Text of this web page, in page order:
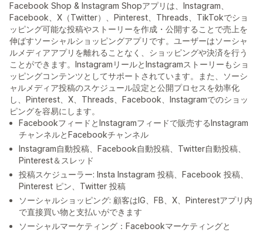
Facebook Shop & Instagram Shopアプリは、Instagram、
Facebook、X（Twitter）、Pinterest、Threads、TikTokでショ
ッピング可能な投稿やストーリーを作成・公開することで売上を
伸ばすソーシャルショッピングアプリです。ユーザーはソーシャ
ルメディアアプリを離れることなく、ショッピングや決済を行う
ことができます。InstagramリールとInstagramストーリーもショ
ッピングコンテンツとしてサポートされています。また、ソーシ
ャルメディア投稿のスケジュール設定と公開プロセスを効率化
し、Pinterest、X、Threads、Facebook、Instagramでのショッ
ピングを容易にします。
FacebookフィードとInstagramフィードで販売するInstagram
チャンネルとFacebookチャンネル
Instagram自動投稿、Facebook自動投稿、Twitter自動投稿、
Pinterest＆スレッド
投稿スケジューラー: Insta Instagram 投稿、Facebook 投稿、
Pinterest ピン、Twitter 投稿
ソーシャルショッピング: 顧客はIG、FB、X、Pinterestアプリ内
で直接買い物と支払いができます
ソーシャルマーケティング：Facebookマーケティングと